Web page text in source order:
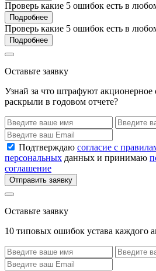
Проверь какие 5 ошибок есть в
Подробнее
Проверь какие 5 ошибок есть в
Подробнее
Оставьте заявку
Узнай за что штрафуют
раскрыли в годовом отчете?
Подтверждаю согласие с
персональных данных и принимаю
соглашение
Отправить заявку
Оставьте заявку
10 типовых ошибок устава каждого